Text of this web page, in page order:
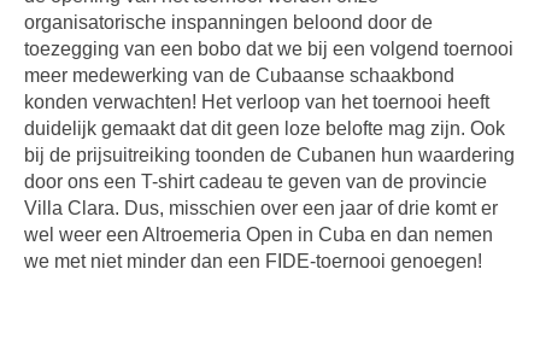
organisatorische inspanningen beloond door de
toezegging van een bobo dat we bij een volgend toernooi
meer medewerking van de Cubaanse schaakbond
konden verwachten! Het verloop van het toernooi heeft
duidelijk gemaakt dat dit geen loze belofte mag zijn. Ook
bij de prijsuitreiking toonden de Cubanen hun waardering
door ons een T-shirt cadeau te geven van de provincie
Villa Clara. Dus, misschien over een jaar of drie komt er
wel weer een Altroemeria Open in Cuba en dan nemen
we met niet minder dan een FIDE-toernooi genoegen!